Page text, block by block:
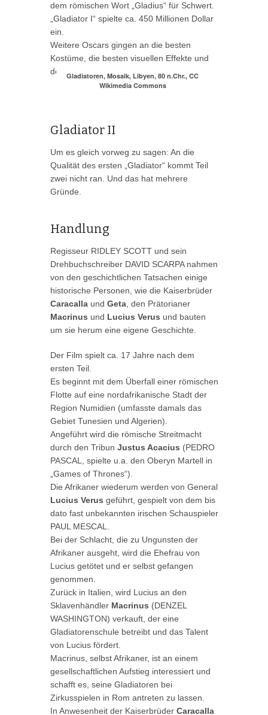
dem römischen Wort „Gladius“ für Schwert.
„Gladiator I“ spielte ca. 450 Millionen Dollar
ein.
Weitere Oscars gingen an die besten
Kostüme, die besten visuellen Effekte und
den besten Ton.
Gladiatoren, Mosaik, Libyen, 80 n.Chr., CC
Wikimedia Commons
Gladiator II
Um es gleich vorweg zu sagen: An die
Qualität des ersten „Gladiator“ kommt Teil
zwei nicht ran. Und das hat mehrere
Gründe.
Handlung
Regisseur RIDLEY SCOTT und sein
Drehbuchschreiber DAVID SCARPA nahmen
von den geschichtlichen Tatsachen einige
historische Personen, wie die Kaiserbrüder
Caracallaund Geta, den Prätorianer
Macrinus und Lucius Verus und bauten
um sie herum eine eigene Geschichte.
Der Film spielt ca. 17 Jahre nach dem
ersten Teil.
Es beginnt mit dem Überfall einer römischen
Flotte auf eine nordafrikanische Stadt der
Region Numidien (umfasste damals das
Gebiet Tunesien und Algerien).
Angeführt wird die römische Streitmacht
durch den Tribun Justus Acacius (PEDRO
PASCAL, spielte u.a. den Oberyn Martell in
„Games of Thrones“).
Die Afrikaner wiederum werden von General
Lucius Verus geführt, gespielt von dem bis
dato fast unbekannten irischen Schauspieler
PAUL MESCAL.
Bei der Schlacht, die zu Ungunsten der
Afrikaner ausgeht, wird die Ehefrau von
Lucius getötet und er selbst gefangen
genommen.
Zurück in Italien, wird Lucius an den
Sklavenhändler Macrinus (DENZEL
WASHINGTON) verkauft, der eine
Gladiatorenschule betreibt und das Talent
von Lucius fördert.
Macrinus, selbst Afrikaner, ist an einem
gesellschaftlichen Aufstieg interessiert und
schafft es, seine Gladiatoren bei
Zirkusspielen in Rom antreten zu lassen.
In Anwesenheit der Kaiserbrüder Caracalla